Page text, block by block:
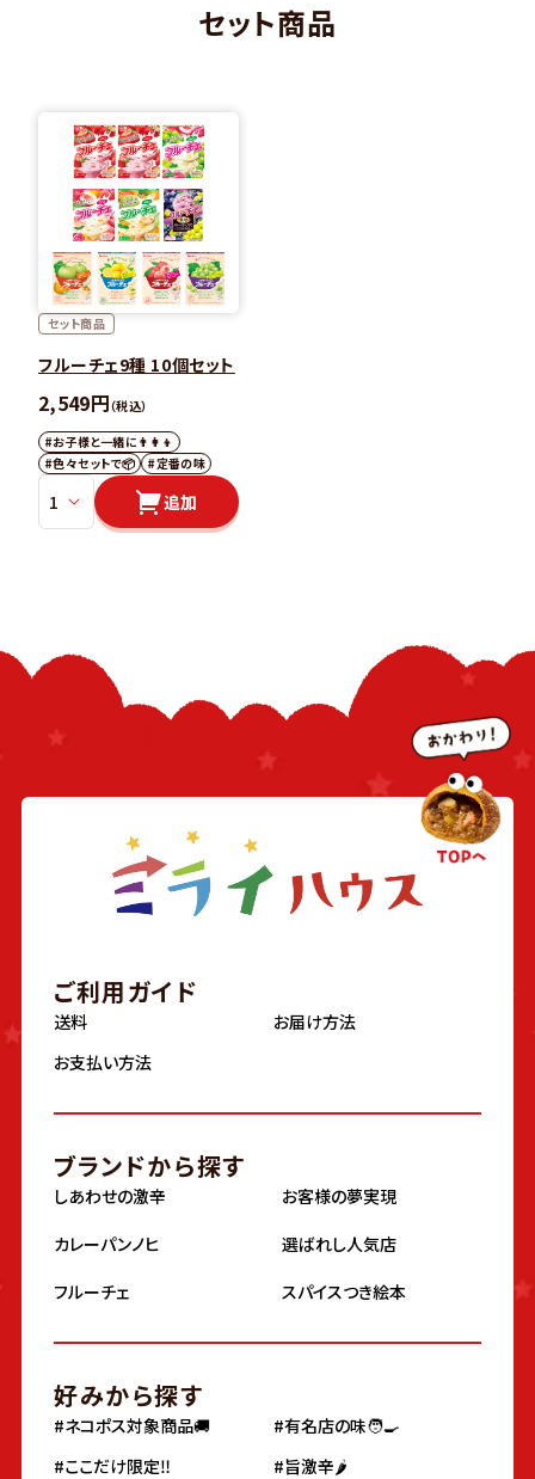
セット商品
セット商品
フルーチェ9種 10個セット
2,549円（税込）
#お子様と一緒に👨‍👩‍👦
#色々セットで📦
#定番の味
追加
ご利用ガイド
送料
お届け方法
お支払い方法
ブランドから探す
しあわせの激辛
お客様の夢実現
カレーパンノヒ
選ばれし人気店
フルーチェ
スパイスつき絵本
好みから探す
#ネコポス対象商品🚚
#有名店の味🧑‍🍳
#ここだけ限定‼️
#旨激辛🌶